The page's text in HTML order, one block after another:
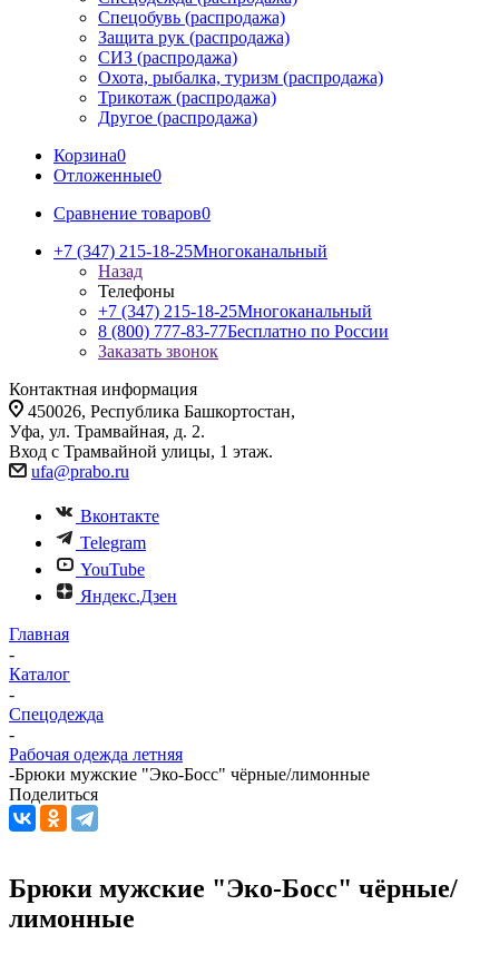
Спецобувь (распродажа)
Защита рук (распродажа)
СИЗ (распродажа)
Охота, рыбалка, туризм (распродажа)
Трикотаж (распродажа)
Другое (распродажа)
Корзина0
Отложенные0
Сравнение товаров0
+7 (347) 215-18-25Многоканальный
Назад
Телефоны
+7 (347) 215-18-25Многоканальный
8 (800) 777-83-77Бесплатно по России
Заказать звонок
Контактная информация
450026, Республика Башкортостан,
Уфа, ул. Трамвайная, д. 2.
Вход с Трамвайной улицы, 1 этаж.
ufa@prabo.ru
Вконтакте
Telegram
YouTube
Яндекс.Дзен
Главная
-
Каталог
-
Спецодежда
-
Рабочая одежда летняя
-Брюки мужские "Эко-Босс" чёрные/лимонные
Поделиться
Брюки мужские "Эко-Босс" чёрные/
лимонные